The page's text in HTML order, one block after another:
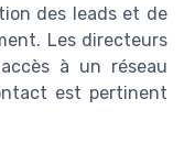
des leads et de
Les directeurs
à un réseau
est pertinent